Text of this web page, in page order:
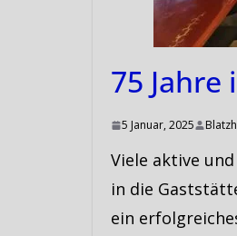
75
5 Januar, 2025
Viele aktive
in die
ein